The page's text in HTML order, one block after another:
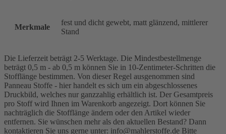
Merkmale
fest und dicht gewebt, matt glänzend, mittlerer
Stand
Die Lieferzeit beträgt 2-5 Werktage. Die Mindestbestellmenge
beträgt 0,5 m - ab 0,5 m können Sie in 10-Zentimeter-Schritten die
Stofflänge bestimmen. Von dieser Regel ausgenommen sind
Panneau Stoffe - hier handelt es sich um ein abgeschlossenes
Druckbild, welches nur ganzzahlig erhältlich ist. Der Gesamtpreis
pro Stoff wird Ihnen im Warenkorb angezeigt. Dort können Sie
nachträglich die Stofflänge ändern oder den Artikel wieder
entfernen. Sie wünschen mehr als den aktuellen Bestand? Dann
kontaktieren Sie uns gerne unter: info@mahlerstoffe.de Bitte